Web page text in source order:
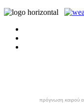
πρόγνωση καιρού